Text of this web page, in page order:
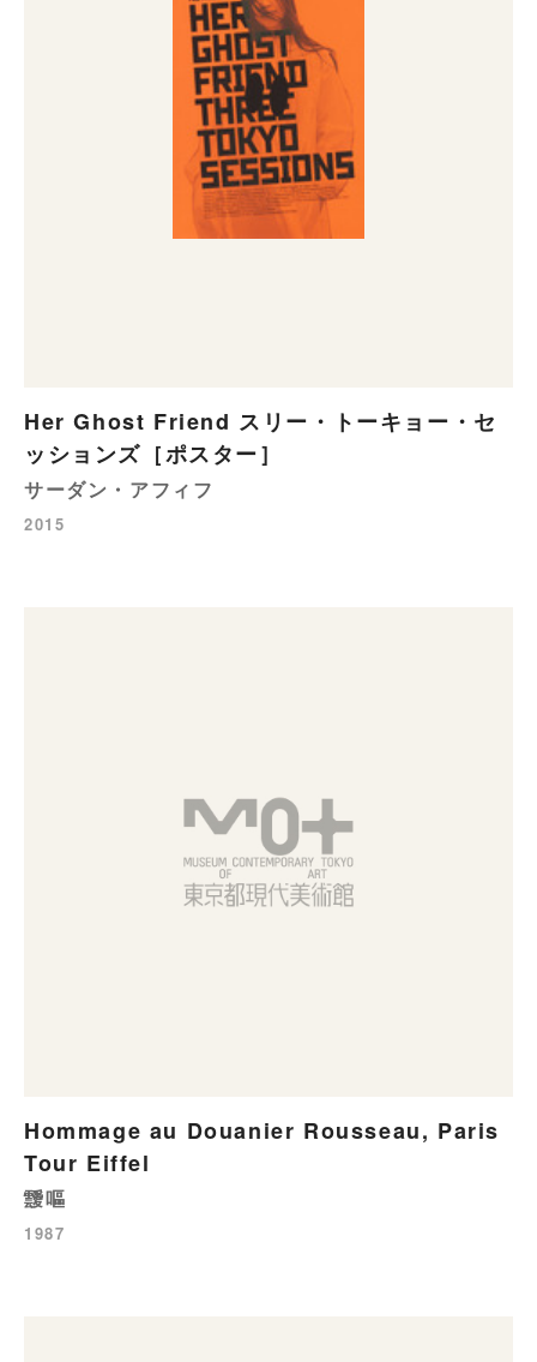
Her Ghost Friend スリー・トーキョー・セ
ッションズ［ポスター］
サーダン・アフィフ
2015
Hommage au Douanier Rousseau, Paris
Tour Eiffel
靉嘔
1987